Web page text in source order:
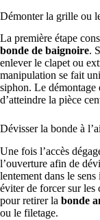
Démonter la grille ou
La première étape
bonde de baignoire.
enlever le clapet ou
manipulation se fait
siphon. Le démontage
d’atteindre la pièce
Dévisser la bonde à
Une fois l’accès
l’ouverture afin de
lentement dans le
éviter de forcer sur les
pour retirer la bonde
ou le filetage.